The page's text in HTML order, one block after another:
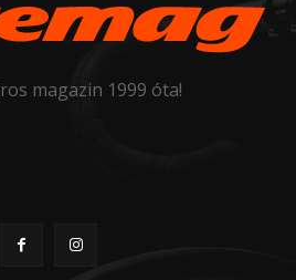
magazin 1999 óta!